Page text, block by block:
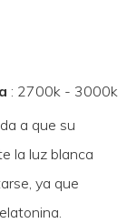
: 2700k - 3000k
a que su
la luz blanca
ya que